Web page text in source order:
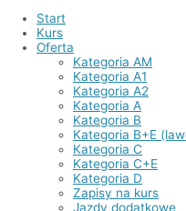
Start
Kurs
Oferta
Kategoria AM
Kategoria A1
Kategoria A2
Kategoria A
Kategoria B
Kategoria B+E
Kategoria C
Kategoria C+E
Kategoria D
Zapisy na kurs
Jazdy dodatkowe